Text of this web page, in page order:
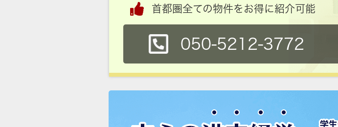
首都圏全ての物件をお得に紹介可能
050-5212-3772